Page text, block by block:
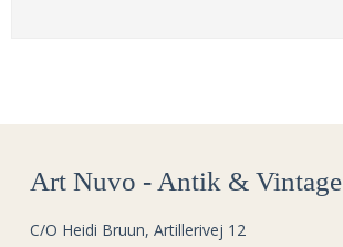
Art Nuvo - Antik & Vintage
C/O Heidi Bruun, Artillerivej 12